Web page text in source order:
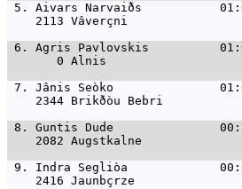
5. Aivars Narvaiðs
2113 Vâverçni
6. Agris Pavlovskis
0 Alnis
7. Jânis Seòko
2344 Brikðòu Bebri
8. Guntis Dude
2082 Augstkalne
9. Indra Segliòa
2416 Jaunbçrze